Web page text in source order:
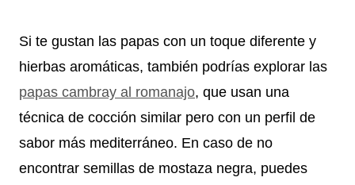
Si te gustan las papas con un toque diferente y
hierbas aromáticas, también podrías explorar las
papas cambray al romanajo, que usan una
técnica de cocción similar pero con un perfil de
sabor más mediterráneo. En caso de no
encontrar semillas de mostaza negra, puedes